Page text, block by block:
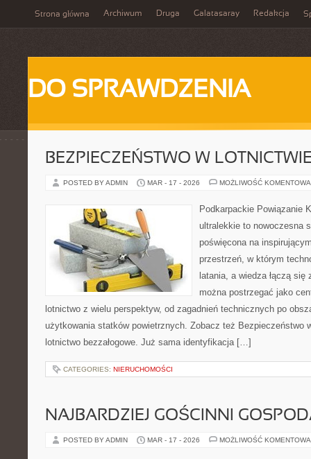
Strona główna Archiwum Druga Galatasaray Redakcja
DO SPRAWDZENIA
BEZPIECZEŃSTWO W
POSTED BY ADMIN MAR - 17 - 2026 MOŻLIWOŚĆ
Podkarpackie Powiązanie
ultralekkie to nowoczesna
poświęcona na
przestrzeń, w którym
latania, a wiedza łączą
można postrzegać jako
lotnictwo z wielu perspektyw, od zagadnień technicznych po
użytkowania statków powietrznych. Zobacz też Bezpieczeństwo
lotnictwo bezzałogowe. Już sama identyfikacja […]
CATEGORIES: NIERUCHOMOŚCI
NAJBARDZIEJ GOŚCINNI
POSTED BY ADMIN MAR - 17 - 2026 MOŻLIWOŚĆ